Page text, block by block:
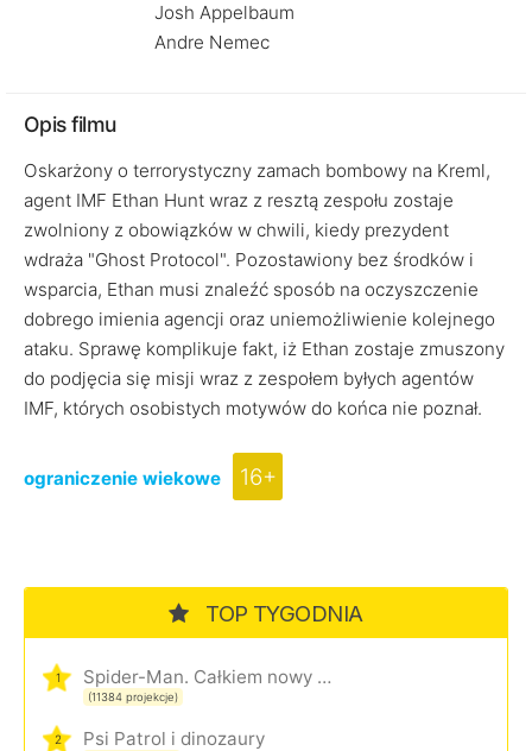
Josh Appelbaum
Andre Nemec
Opis filmu
Oskarżony o terrorystyczny zamach bombowy na Kreml,
agent IMF Ethan Hunt wraz z resztą zespołu zostaje
zwolniony z obowiązków w chwili, kiedy prezydent
wdraża "Ghost Protocol". Pozostawiony bez środków i
wsparcia, Ethan musi znaleźć sposób na oczyszczenie
dobrego imienia agencji oraz uniemożliwienie kolejnego
ataku. Sprawę komplikuje fakt, iż Ethan zostaje zmuszony
do podjęcia się misji wraz z zespołem byłych agentów
IMF, których osobistych motywów do końca nie poznał.
ograniczenie wiekowe 16+
TOP TYGODNIA
1 Spider-Man. Całkiem nowy dzień
(11384 projekcje)
2 Psi Patrol i dinozaury